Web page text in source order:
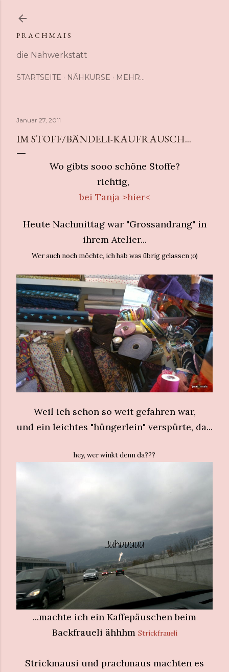
P R A C H M A I S
die Nähwerkstatt
STARTSEITE NÄHKURSE MEHR…
Januar 27, 2011
IM STOFF/BÄNDELI-KAUFRAUSCH...
Wo gibts sooo schöne Stoffe?
richtig,
bei Tanja >hier<
Heute Nachmittag war "Grossandrang" in
ihrem Atelier...
Wer auch noch möchte, ich hab was übrig gelassen ;o)
Weil ich schon so weit gefahren war,
und ein leichtes "hüngerlein" verspürte, da...
hey, wer winkt denn da???
...machte ich ein Kaffepäuschen beim
Backfraueli ähhhm Strickfraueli
Strickmausi und prachmaus machten es